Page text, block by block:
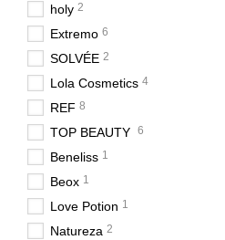
holy 2
Extremo 6
SOLVÉE 2
Lola Cosmetics 4
REF 8
TOP BEAUTY 6
Beneliss 1
Beox 1
Love Potion 1
Natureza 2